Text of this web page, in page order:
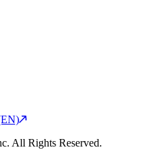
All Rights Reserved.